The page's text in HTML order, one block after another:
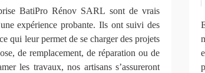
BatiPro Rénov SARL sont de vrais
expérience probante. Ils ont suivi des
qui leur permet de se charger des projets
de remplacement, de réparation ou de
les travaux, nos artisans s’assureront